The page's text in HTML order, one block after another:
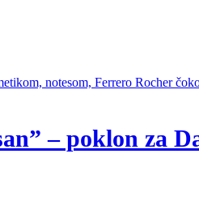
– poklon za